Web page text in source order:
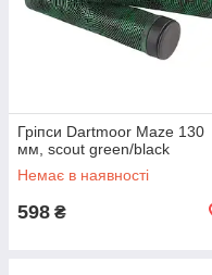
Гріпси Dartmoor Maze 130
мм, scout green/black
Немає в наявності
598 ₴